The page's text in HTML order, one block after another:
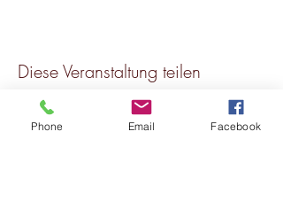
Diese Veranstaltung teilen
Phone Email Facebook